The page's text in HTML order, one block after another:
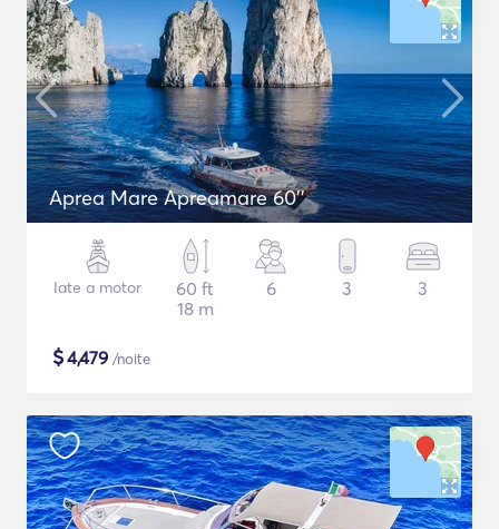
Aprea Mare Apreamare 60''
Iate a motor
60 ft
18 m
6 3 3
$4,479 /noite